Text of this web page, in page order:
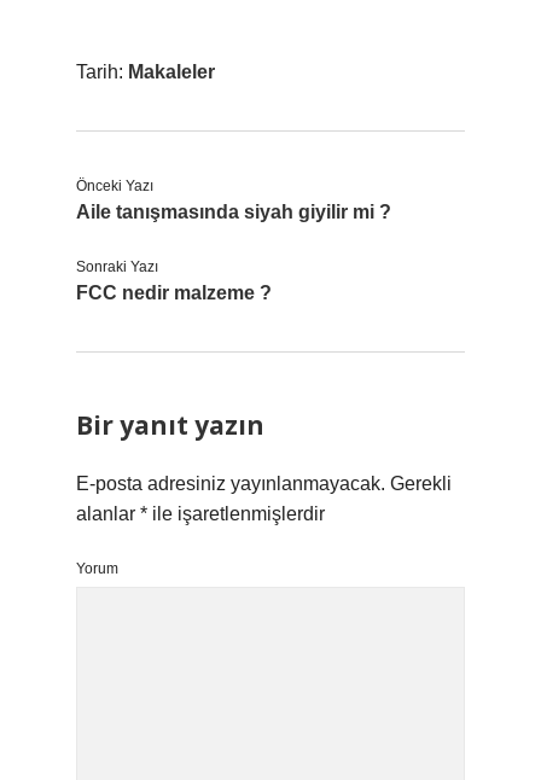
Tarih: Makaleler
Önceki Yazı
Aile tanışmasında siyah giyilir mi ?
Sonraki Yazı
FCC nedir malzeme ?
Bir yanıt yazın
E-posta adresiniz yayınlanmayacak. Gerekli
alanlar * ile işaretlenmişlerdir
Yorum